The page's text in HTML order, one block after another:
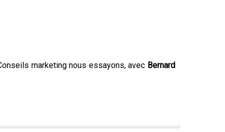
marketing nous essayons, avec Bernard